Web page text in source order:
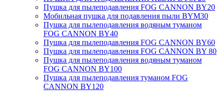
Пушка для пылеподавления FOG CANNON BY20
Мобильная пушка для подавления пыли BYM30
Пушка для пылеподавления водяным туманом
FOG CANNON BY40
Пушка для пылеподавления FOG CANNON BY60
Пушка для пылеподавления FOG CANNON BY 80
Пушка для пылеподавления водяным туманом
FOG CANNON BY100
Пушка для пылеподавления туманом FOG
CANNON BY120